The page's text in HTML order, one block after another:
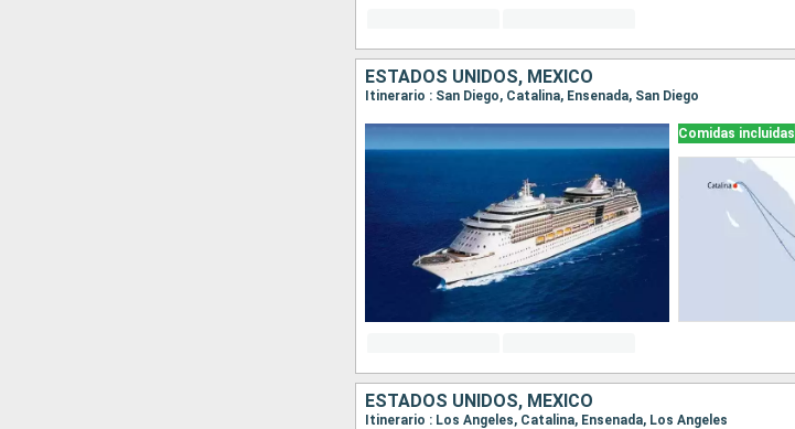
ESTADOS UNIDOS, MÉXICO
Itinerario : San Diego, Catalina, Ensenada, San Diego
Comidas incluidas
ESTADOS UNIDOS, MÉXICO
Itinerario : Los Angeles, Catalina, Ensenada, Los Angeles